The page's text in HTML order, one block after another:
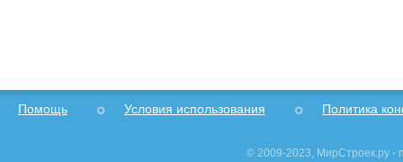
Помощь Условия использования Политика
© 2009-2023, МирСтроек.ру -